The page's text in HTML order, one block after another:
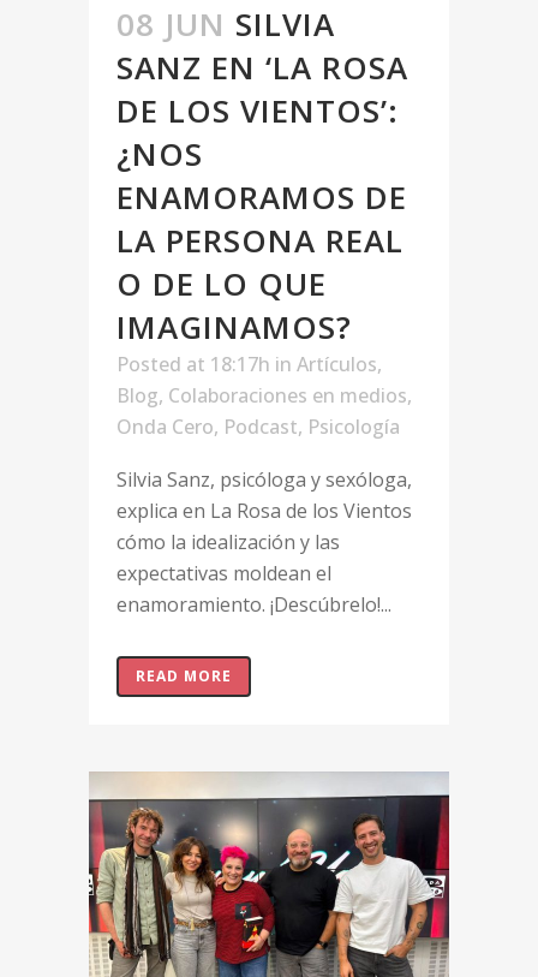
08 JUN SILVIA
SANZ EN ‘LA ROSA
DE LOS VIENTOS’:
¿NOS
ENAMORAMOS DE
LA PERSONA REAL
O DE LO QUE
IMAGINAMOS?
Posted at 18:17h in Artículos,
Blog, Colaboraciones en medios,
Onda Cero, Podcast, Psicología
Silvia Sanz, psicóloga y sexóloga,
explica en La Rosa de los Vientos
cómo la idealización y las
expectativas moldean el
enamoramiento. ¡Descúbrelo!...
READ MORE